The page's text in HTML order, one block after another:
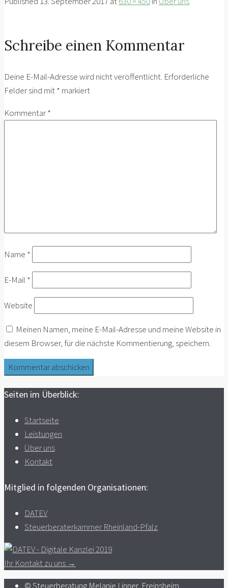
Schreibe einen Kommentar
Deine E-Mail-Adresse wird nicht veröffentlicht. Erforderliche
Felder sind mit* markiert
Kommentar*
Name *
E-Mail *
Website
Meinen Namen, meine E-Mail-Adresse und meine Website in
diesem Browser, für die nächste Kommentierung, speichern.
Seiten im Überblick:
Startseite
Leistungen
Über uns
Kontakt
Mitglied in folgenden Organisationen:
DATEV
Steuerberaterkammer Rheinland-Pfalz
Ihr Kontakt zu uns →
© Steuerberatung Melanie Linner, Freinsheim